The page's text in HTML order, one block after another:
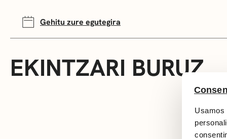
Usamos
Gehitu zure egutegira
EKINTZARI BURUZ